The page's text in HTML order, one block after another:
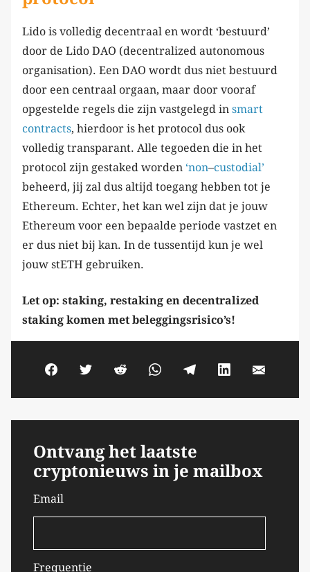
Lido is volledig decentraal en wordt ‘bestuurd’
door de Lido DAO (decentralized autonomous
organisation). Een DAO wordt dus niet bestuurd
door een centraal orgaan, maar door vooraf
opgestelde regels die zijn vastgelegd in smart
contracts, hierdoor is het protocol dus ook
volledig transparant. Alle tegoeden die in het
protocol zijn gestaked worden ‘non–custodial’
beheerd, jij zal dus altijd toegang hebben tot je
Ethereum. Echter, het kan wel zijn dat je jouw
Ethereum voor een bepaalde periode vastzet en
er dus niet bij kan. In de tussentijd kun je wel
jouw stETH gebruiken.
Let op: staking, restaking en decentralized
staking komen met beleggingsrisico’s!
Ontvang het laatste
cryptonieuws in je mailbox
Email
Frequentie